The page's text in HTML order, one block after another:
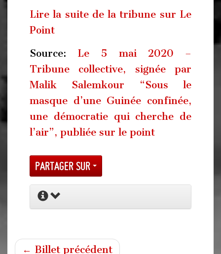
Lire la suite de la tribune sur Le
Point
Source: Le 5 mai 2020 –
Tribune collective, signée par
Malik Salemkour “Sous le
masque d’une Guinée confinée,
une démocratie qui cherche de
l’air”, publiée sur le point
Partager sur
← Billet précédent